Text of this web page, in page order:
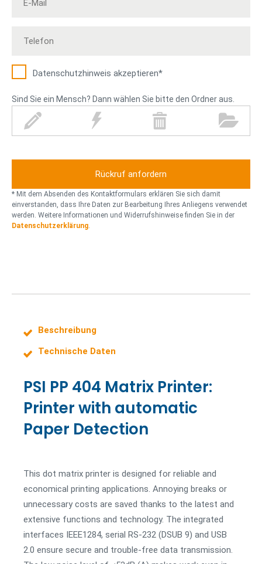
Datenschutz­hinweis akzeptieren*
Sind Sie ein Mensch? Dann wählen Sie bitte den Ordner aus.
S
t
f
B
l
t
z
ü
l
o
n
O
r
n
r
* Mit dem Absenden des Kontaktformulars erklären Sie sich damit
einverstanden, dass Ihre Daten zur Bearbeitung Ihres Anliegens verwendet
werden. Weitere Informationen und Widerrufshinweise finden Sie in der
Datenschutzerklärung.
Beschreibung
Technische Daten
PSI PP 404 Matrix Printer:
Printer with automatic
Paper Detection
This dot matrix printer is designed for reliable and
economical printing applications. Annoying breaks or
unnecessary costs are saved thanks to the latest and
extensive functions and technology. The integrated
interfaces IEEE1284, serial RS-232 (DSUB 9) and USB
2.0 ensure secure and trouble-free data transmission.